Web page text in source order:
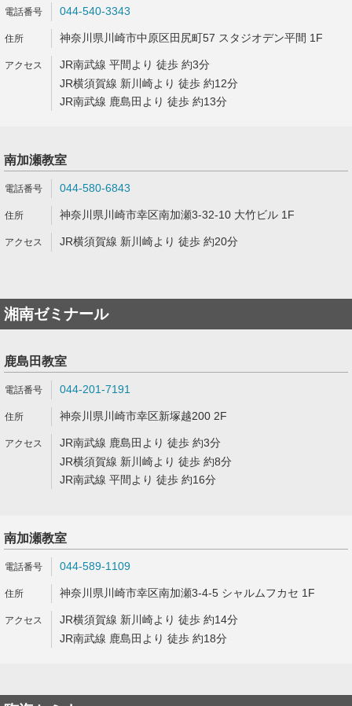
044-540-3343
神奈川県川崎市中原区田尻町57 スタジオデン平間 1F
JR南武線 平間より 徒歩 約3分
JR横須賀線 新川崎より 徒歩 約12分
JR南武線 鹿島田より 徒歩 約13分
南加瀬教室
044-580-6843
神奈川県川崎市幸区南加瀬3-32-10 大竹ビル 1F
JR横須賀線 新川崎より 徒歩 約20分
湘南ゼミナール
鹿島田教室
044-201-7191
神奈川県川崎市幸区新塚越200 2F
JR南武線 鹿島田より 徒歩 約3分
JR横須賀線 新川崎より 徒歩 約8分
JR南武線 平間より 徒歩 約16分
南加瀬教室
044-589-1109
神奈川県川崎市幸区南加瀬3-4-5 シャルムフカセ 1F
JR横須賀線 新川崎より 徒歩 約14分
JR南武線 鹿島田より 徒歩 約18分